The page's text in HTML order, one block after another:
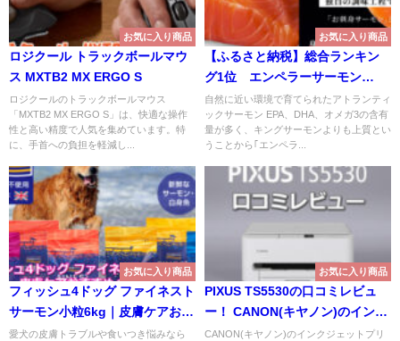
お気に入り商品
ロジクール トラックボールマウ
ス MXTB2 MX ERGO S
ロジクールのトラックボールマウス
「MXTB2 MX ERGO S」は、快適な操作
性と高い精度で人気を集めています。特
に、手首への負担を軽減し...
お気に入り商品
【ふるさと納税】総合ランキン
グ1位 エンペラーサーモン
900g
自然に近い環境で育てられたアトランティ
ックサーモン EPA、DHA、オメガ3の含有
量が多く、キングサーモンよりも上質とい
うことから｢エンペラ...
お気に入り商品
フィッシュ4ドッグ ファイネスト
サーモン小粒6kg｜皮膚ケアおす
すめペットフード
愛犬の皮膚トラブルや食いつき悩みなら
お気に入り商品
PIXUS TS5530の口コミレビュ
ー！ CANON(キヤノン)のインク
ジェットプリンターとしての実
CANON(キヤノン)のインクジェットプリ